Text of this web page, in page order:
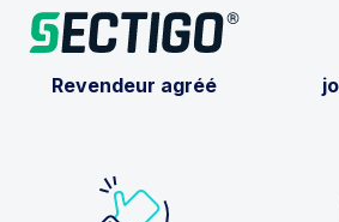
Revendeur agréé